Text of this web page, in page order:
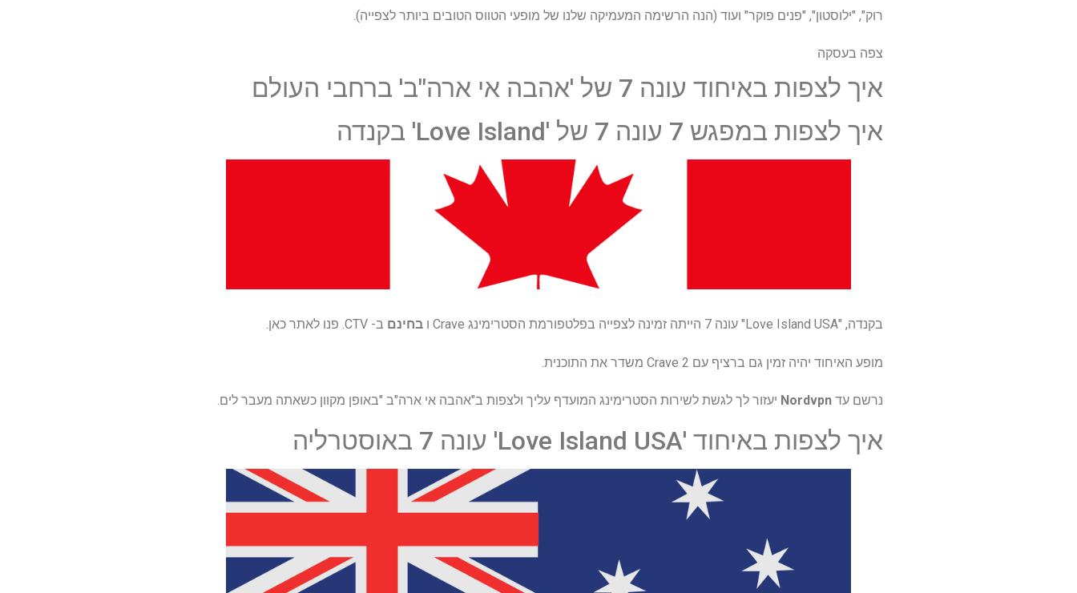
רוק", "ילוסטון", "פנים פוקר" ועוד (הנה הרשימה המעמיקה שלנו של מופעי הטווס הטובים ביותר לצפייה).
צפה בעסקה
איך לצפות באיחוד עונה 7 של 'אהבה אי ארה"ב' ברחבי העולם
איך לצפות במפגש 7 עונה 7 של 'Love Island' בקנדה
בקנדה, "Love Island USA" עונה 7 הייתה זמינה לצפייה בפלטפורמת הסטרימינג Crave ו בחינם ב- CTV. פנו לאתר כאן.
מופע האיחוד יהיה זמין גם ברציף עם Crave 2 משדר את התוכנית.
נרשם עד Nordvpn יעזור לך לגשת לשירות הסטרימינג המועדף עליך ולצפות ב"אהבה אי ארה"ב "באופן מקוון כשאתה מעבר לים.
איך לצפות באיחוד 'Love Island USA' עונה 7 באוסטרליה